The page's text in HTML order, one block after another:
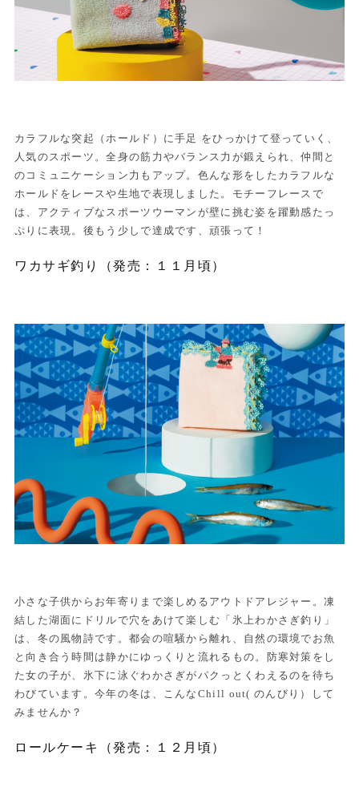
カラフルな突起（ホールド）に手足 をひっかけて登っていく、
人気のスポーツ。全身の筋力やバランス力が鍛えられ、仲間と
のコミュニケーション力もアップ。色んな形をしたカラフルな
ホールドをレースや生地で表現しました。モチーフレースで
は、アクティブなスポーツウーマンが壁に挑む姿を躍動感たっ
ぷりに表現。後もう少しで達成です、頑張って！
ワカサギ釣り（発売：１１月頃）
小さな子供からお年寄りまで楽しめるアウトドアレジャー。凍
結した湖面にドリルで穴をあけて楽しむ「氷上わかさぎ釣り」
は、冬の風物詩です。都会の喧騒から離れ、自然の環境でお魚
と向き合う時間は静かにゆっくりと流れるもの。防寒対策をし
た女の子が、氷下に泳ぐわかさぎがパクっとくわえるのを待ち
わびています。今年の冬は、こんなChill out( のんびり）して
みませんか？
ロールケーキ（発売：１２月頃）